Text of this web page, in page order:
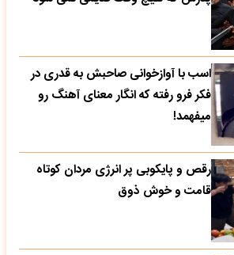
اسب با آوازخوانی صاحبش به قدری در
فکر فرو رفته که انگار معنای آهنگ رو
میفهمد!
رقص و پایکوبی پر انرژی مردان کوتاه
قامت و خوش ذوق